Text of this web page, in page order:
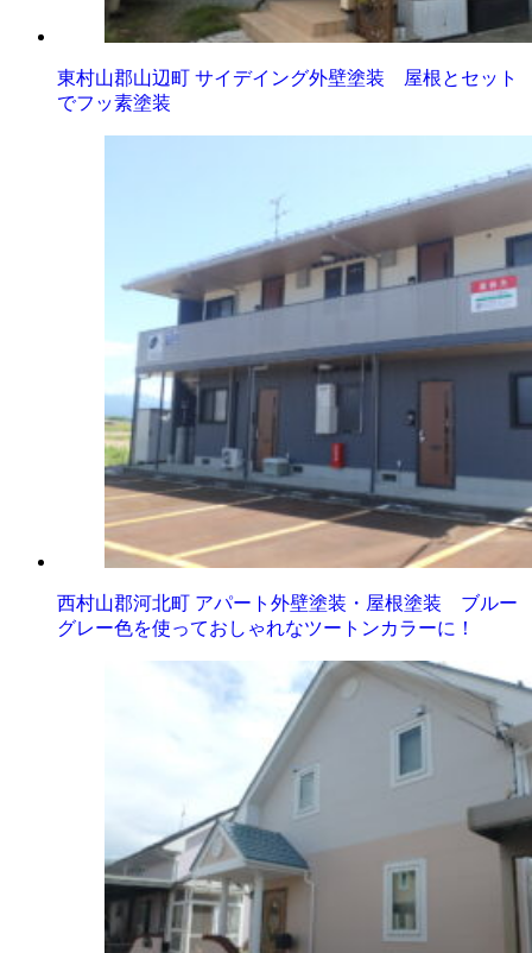
東村山郡山辺町 サイデイング外壁塗装 屋根とセット
でフッ素塗装
西村山郡河北町 アパート外壁塗装・屋根塗装 ブルー
グレー色を使っておしゃれなツートンカラーに！